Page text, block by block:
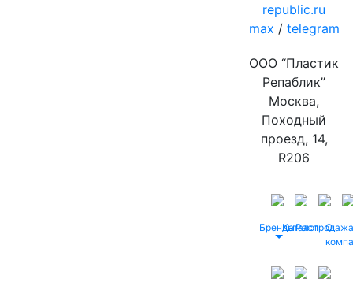
republic.ru
max / telegram
ООО “Пластик
Репаблик”
Москва,
Походный
проезд, 14,
R206
БрендыКаталог
Распродажа
О